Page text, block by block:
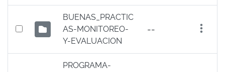
BUENAS_PRACTIC
AS-MONITOREO-
Y-EVALUACION
--
PROGRAMA-